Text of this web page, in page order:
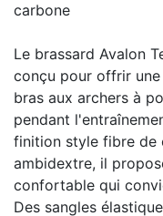
carbone
Le brassard Avalon
conçu pour offrir
bras aux archers à
pendant
finition style fibre de
ambidextre, il
confortable qui
Des sangles